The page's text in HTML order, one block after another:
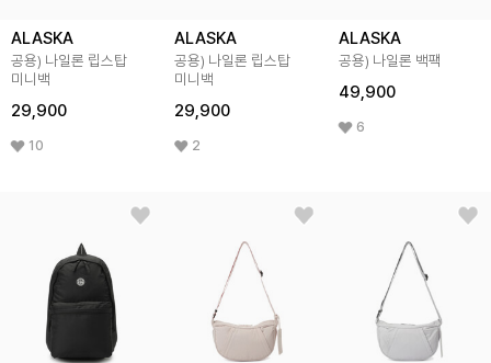
ALASKA
공용) 나일론 립스탑
미니백
29,900
10
ALASKA
공용) 나일론 립스탑
미니백
29,900
2
ALASKA
공용) 나일론 백팩
49,900
6